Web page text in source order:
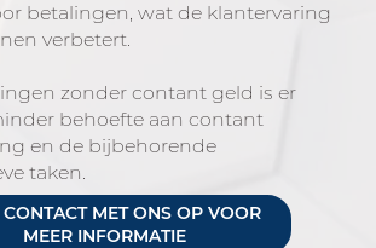
betalingen, wat de klantervaring
verbetert.
zonder contant geld is er
behoefte aan contant
en de bijbehorende
taken.
CONTACT MET ONS OP VOOR
MEER INFORMATIE